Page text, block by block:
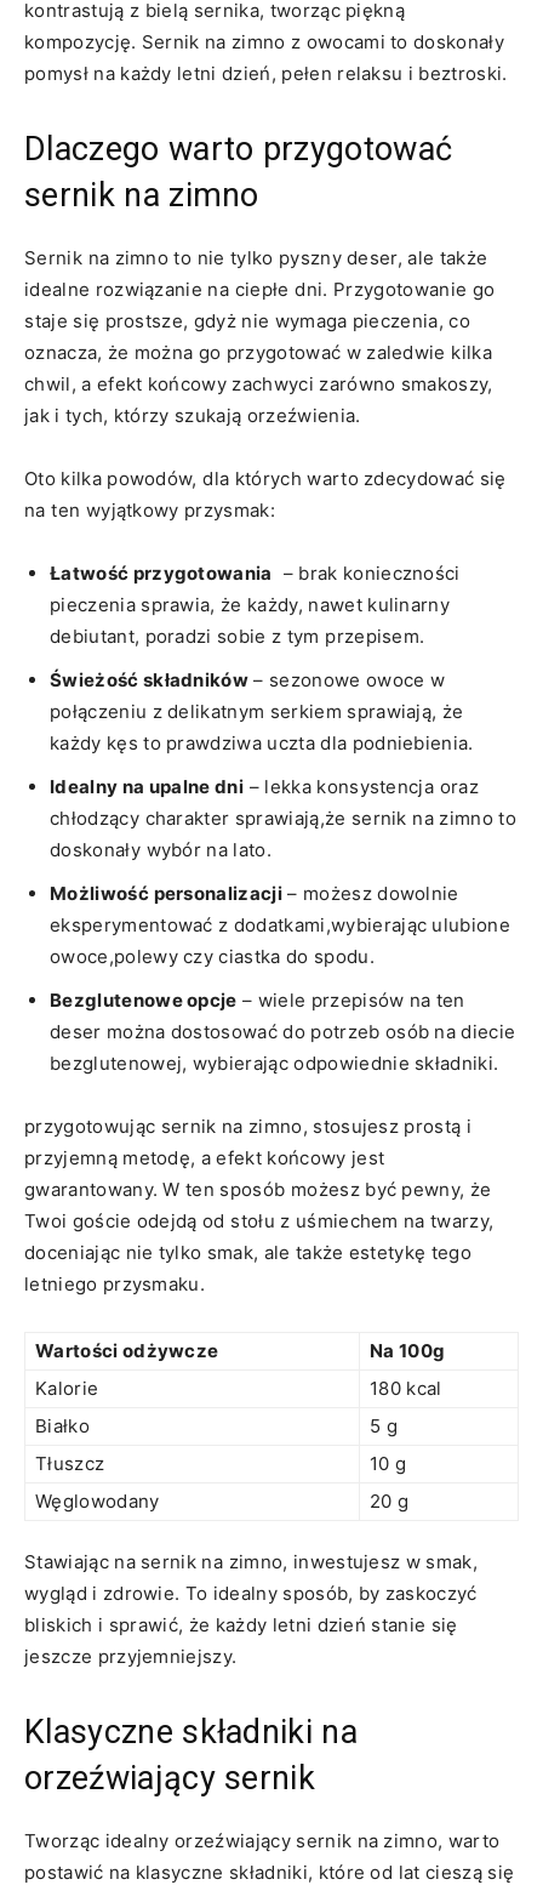
kontrastują z⁣ bielą sernika, tworząc piękną⁢
kompozycję. Sernik na zimno z owocami to doskonały‍
pomysł na każdy letni dzień, ‍pełen relaksu i beztroski.
Dlaczego warto przygotować
sernik na zimno
Sernik ⁢na zimno to⁤ nie tylko pyszny deser, ​ale także
idealne rozwiązanie na ⁢ciepłe ⁣dni. ⁢Przygotowanie go
⁢staje ‍się prostsze, gdyż nie ‍wymaga pieczenia, co
oznacza, że można go przygotować w zaledwie⁣ kilka
chwil, a efekt końcowy zachwyci ​zarówno smakoszy,
jak i tych, którzy szukają orzeźwienia.
Oto kilka powodów,⁤ dla których warto zdecydować się
na⁣ ten ⁤wyjątkowy przysmak:
Łatwość przygotowania ⁤ – brak konieczności
pieczenia sprawia, że każdy, nawet‍ kulinarny
debiutant, poradzi sobie z tym⁤ przepisem.
Świeżość składników – ​sezonowe owoce w ​
połączeniu z delikatnym serkiem sprawiają, że
każdy kęs ​to prawdziwa uczta dla ‌podniebienia.
Idealny⁤ na ‍upalne dni ⁢– lekka ‍konsystencja⁤ oraz
chłodzący ⁤charakter sprawiają,że sernik ⁤na zimno to
doskonały⁢ wybór na lato.
Możliwość ⁣personalizacji – możesz dowolnie ​
eksperymentować z dodatkami,wybierając ulubione⁢
owoce,polewy czy ciastka‌ do spodu.
Bezglutenowe opcje – wiele przepisów ‍na ten ​
deser można ‌dostosować‌ do potrzeb osób na diecie⁢
bezglutenowej, wybierając odpowiednie składniki.
przygotowując ⁣sernik na zimno, stosujesz prostą i
przyjemną metodę, a efekt końcowy jest
gwarantowany. ​W ten sposób ⁣możesz być pewny, ⁤że
Twoi goście odejdą od⁢ stołu z uśmiechem na twarzy,
doceniając nie tylko smak, ale także estetykę tego
letniego przysmaku.
Wartości odżywcze
Na 100g
Kalorie
180 kcal
Białko
5 ‌g
Tłuszcz
10 g
Węglowodany
20 g
Stawiając na sernik na⁤ zimno, inwestujesz w smak,⁢
wygląd i zdrowie. To ‌idealny sposób, by zaskoczyć​
bliskich i⁤ sprawić, że każdy letni dzień stanie się
jeszcze​ przyjemniejszy.
Klasyczne składniki na
orzeźwiający sernik
Tworząc idealny orzeźwiający sernik na‌ zimno, warto
postawić na klasyczne składniki, które od ⁣lat cieszą się